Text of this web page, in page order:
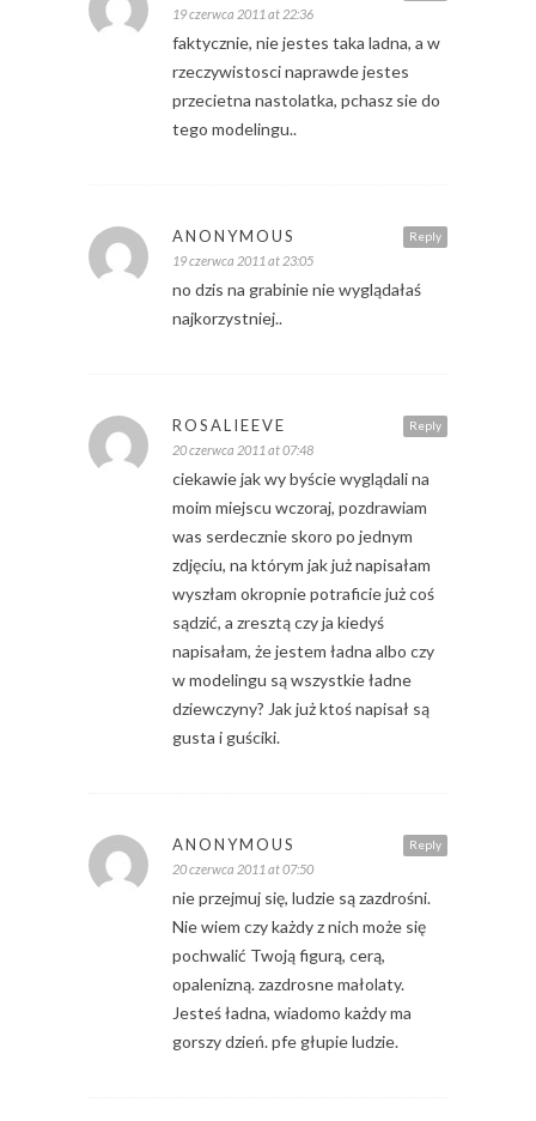
19 czerwca 2011 at 22:36
faktycznie, nie jestes taka ladna, a w
rzeczywistosci naprawde jestes
przecietna nastolatka, pchasz sie do
tego modelingu..
Reply
ANONYMOUS
19 czerwca 2011 at 23:05
no dzis na grabinie nie wyglądałaś
najkorzystniej..
Reply
ROSALIEEVE
20 czerwca 2011 at 07:48
ciekawie jak wy byście wyglądali na
moim miejscu wczoraj, pozdrawiam
was serdecznie skoro po jednym
zdjęciu, na którym jak już napisałam
wyszłam okropnie potraficie już coś
sądzić, a zresztą czy ja kiedyś
napisałam, że jestem ładna albo czy
w modelingu są wszystkie ładne
dziewczyny? Jak już ktoś napisał są
gusta i guściki.
Reply
ANONYMOUS
20 czerwca 2011 at 07:50
nie przejmuj się, ludzie są zazdrośni.
Nie wiem czy każdy z nich może się
pochwalić Twoją figurą, cerą,
opalenizną. zazdrosne małolaty.
Jesteś ładna, wiadomo każdy ma
gorszy dzień. pfe głupie ludzie.